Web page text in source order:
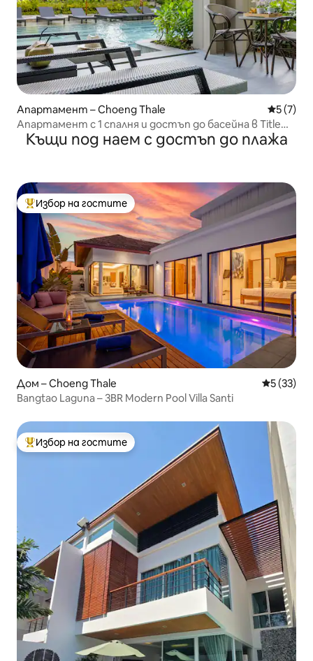
Апартамент – Choeng Thale Средна
5 (7)
Апартамент с 1 спалня и достъп до басейна в Title
Legendary в Порто
Къщи под наем с достъп до плажа
Най-популярен избор на гостите
Избор на гостите
Дом – Choeng Thale Средна
5 (33)
Bangtao Laguna – 3BR Modern Pool Villa Santi
Най-популярен избор на гостите
Избор на гостите